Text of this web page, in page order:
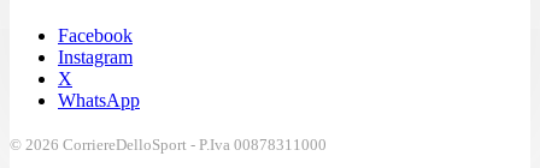
Facebook
Instagram
X
WhatsApp
© 2026 CorriereDelloSport - P.Iva 00878311000